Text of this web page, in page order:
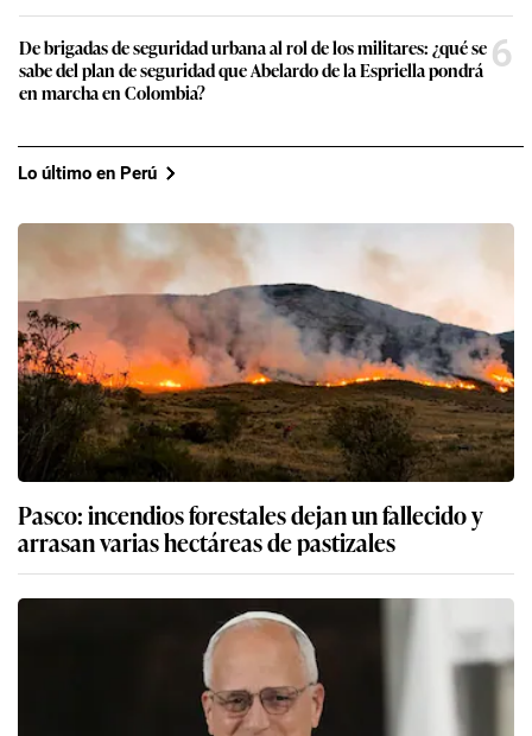
De brigadas de seguridad urbana al rol de los militares: ¿qué se
sabe del plan de seguridad que Abelardo de la Espriella pondrá
en marcha en Colombia?
6
Lo último en Perú
Pasco: incendios forestales dejan un fallecido y
arrasan varias hectáreas de pastizales